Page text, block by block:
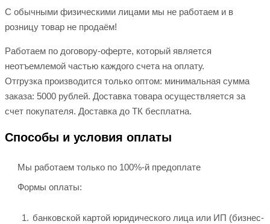
С обычными физическими лицами мы не работаем и в
розницу товар не продаём!
Работаем по договору-оферте, который является
неотъемлемой частью каждого счета на оплату.
Отгрузка производится только оптом: минимальная сумма
заказа: 5000 рублей. Доставка товара осуществляется за
счет покупателя. Доставка до ТК бесплатна.
Способы и условия оплаты
Мы работаем только по 100%-й предоплате
Формы оплаты:
банковской картой юридического лица или ИП (бизнес-